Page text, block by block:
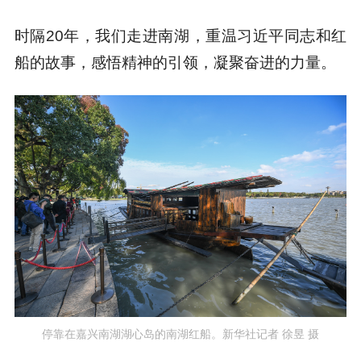
时隔20年，我们走进南湖，重温习近平同志和红
船的故事，感悟精神的引领，凝聚奋进的力量。
停靠在嘉兴南湖湖心岛的南湖红船。新华社记者 徐昱 摄